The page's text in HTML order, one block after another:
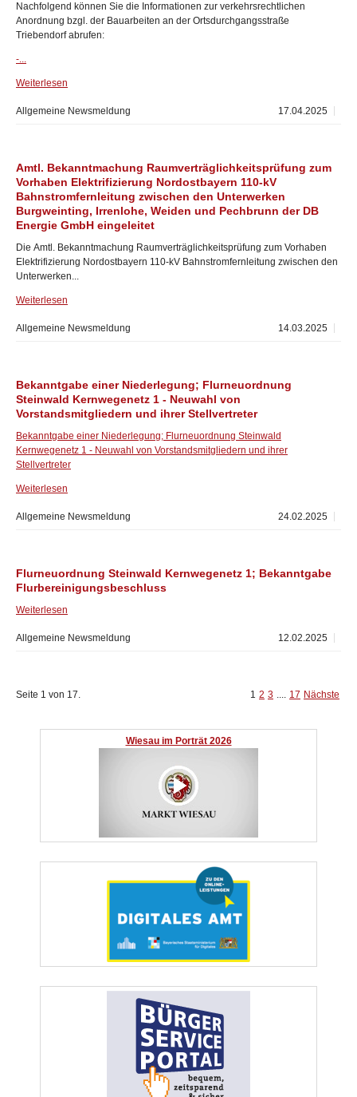
Nachfolgend können Sie die Informationen zur verkehrsrechtlichen
Anordnung bzgl. der Bauarbeiten an der Ortsdurchgangsstraße
Triebendorf abrufen:
-...
Weiterlesen
17.04.2025
Allgemeine Newsmeldung
Amtl. Bekanntmachung Raumverträglichkeitsprüfung zum
Vorhaben Elektrifizierung Nordostbayern 110-kV
Bahnstromfernleitung zwischen den Unterwerken
Burgweinting, Irrenlohe, Weiden und Pechbrunn der DB
Energie GmbH eingeleitet
Die Amtl. Bekanntmachung Raumverträglichkeitsprüfung zum Vorhaben
Elektrifizierung Nordostbayern 110-kV Bahnstromfernleitung zwischen den
Unterwerken...
Weiterlesen
14.03.2025
Allgemeine Newsmeldung
Bekanntgabe einer Niederlegung; Flurneuordnung
Steinwald Kernwegenetz 1 - Neuwahl von
Vorstandsmitgliedern und ihrer Stellvertreter
Bekanntgabe einer Niederlegung; Flurneuordnung Steinwald
Kernwegenetz 1 - Neuwahl von Vorstandsmitgliedern und ihrer
Stellvertreter
Weiterlesen
24.02.2025
Allgemeine Newsmeldung
Flurneuordnung Steinwald Kernwegenetz 1; Bekanntgabe
Flurbereinigungsbeschluss
Weiterlesen
12.02.2025
Allgemeine Newsmeldung
Seite 1 von 17. 1 2 3 .... 17 Nächste
Wiesau im Porträt 2026